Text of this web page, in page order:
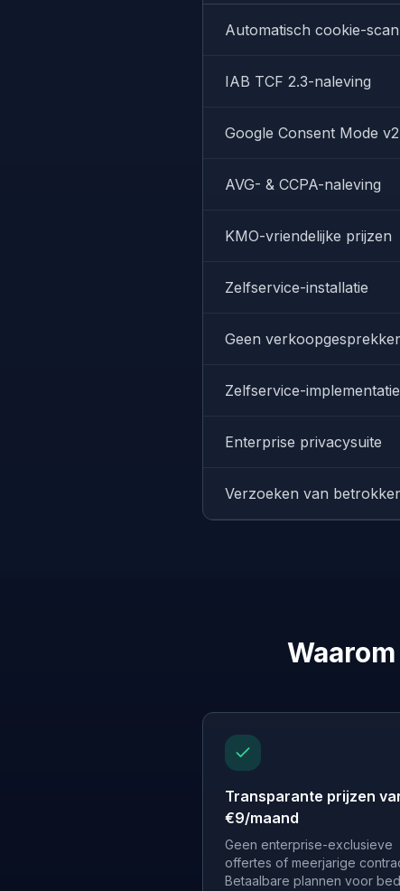
Automatisch cookie-
IAB TCF 2.3-naleving
Google Consent Mode v2
AVG- & CCPA-naleving
KMO-vriendelijke prijzen
Zelfservice-installatie
Geen
Zelfservice-implementatie
Enterprise privacysuite
Verzoeken van
Transparante prijzen
€9/maand
Geen enterprise-exclusieve
offertes of meerjarige
Betaalbare plannen voor